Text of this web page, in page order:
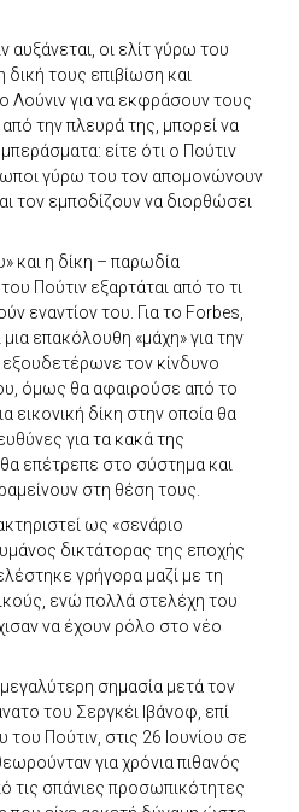
οι ελίτ γύρω του
δική τους επιβίωση και
για να εκφράσουν τους
την πλευρά της, μπορεί να
είτε ότι ο Πούτιν
γύρω του τον απομονώνουν
τον εμποδίζουν να διορθώσει
και η δίκη – παρωδία
Πούτιν εξαρτάται από το τι
εναντίον του. Για το Forbes,
επακόλουθη «μάχη» για την
τον κίνδυνο
όμως θα αφαιρούσε από το
εικονική δίκη στην οποία θα
για τα κακά της
επέτρεπε στο σύστημα και
στη θέση τους.
ως «σενάριο
δικτάτορας της εποχής
γρήγορα μαζί με τη
ενώ πολλά στελέχη του
να έχουν ρόλο στο νέο
σημασία μετά τον
του Σεργκέι Ιβάνοφ, επί
Πούτιν, στις 26 Ιουνίου σε
για χρόνια πιθανός
τις σπάνιες προσωπικότητες